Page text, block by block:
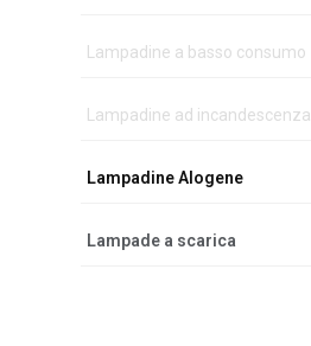
Lampadine a basso consumo
Lampadine ad incandescenza
Lampadine Alogene
Lampade a scarica